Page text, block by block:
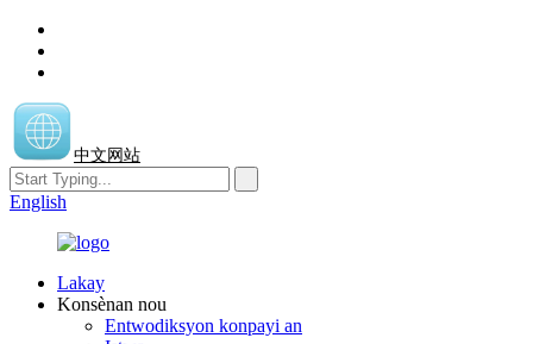
中文网站
English
Lakay
Konsènan nou
Entwodiksyon konpayi an